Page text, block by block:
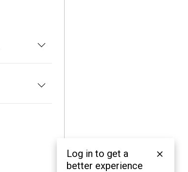
Log in to get a
better experience